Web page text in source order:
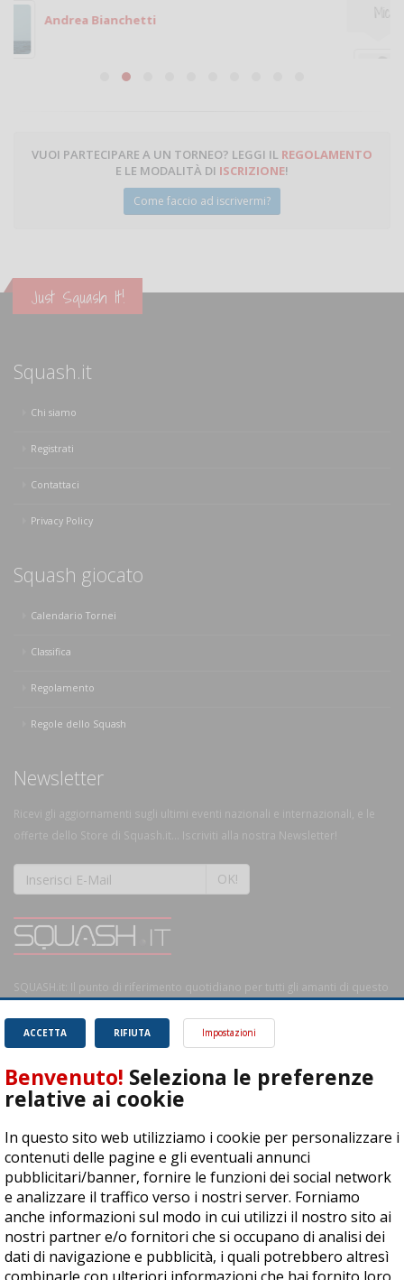
Michele
Michele Miglionico
VUOI PARTECIPARE A UN TORNEO? LEGGI IL REGOLAMENTO
E LE MODALITÀ DI ISCRIZIONE!
Come faccio ad iscrivermi?
Just Squash It!
Squash.it
Chi siamo
Registrati
Contattaci
Privacy Policy
Squash giocato
Calendario Tornei
Classifica
Regolamento
Regole dello Squash
Newsletter
Ricevi gli aggiornamenti sugli ultimi eventi nazionali e internazionali, e le
offerte dello Store di Squash.it... Iscriviti alla nostra Newsletter!
OK!
SQUASH.it: Il punto di riferimento quotidiano per tutti gli amanti di questo
RIFIUTA
ACCETTA Impostazioni
Benvenuto! Seleziona le preferenze
relative ai cookie
In questo sito web utilizziamo i cookie per personalizzare i
contenuti delle pagine e gli eventuali annunci
pubblicitari/banner, fornire le funzioni dei social network
e analizzare il traffico verso i nostri server. Forniamo
anche informazioni sul modo in cui utilizzi il nostro sito ai
nostri partner e/o fornitori che si occupano di analisi dei
dati di navigazione e pubblicità, i quali potrebbero altresì
04278030988
© Copyright 2015 | All Rights Reserved - Powered byDynDevice
Privacy Policy Cookie Policy Accessibilità Sitemap